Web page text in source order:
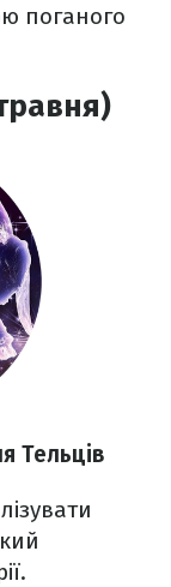
поганого
Тельців